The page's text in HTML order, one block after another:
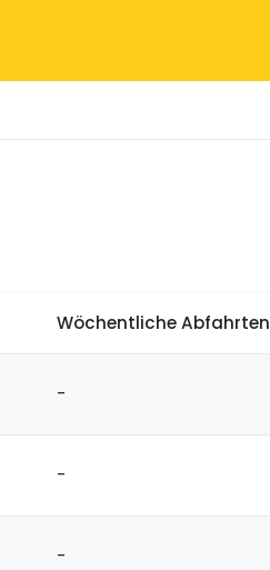
Wöchentliche Abfahrten
-
-
-